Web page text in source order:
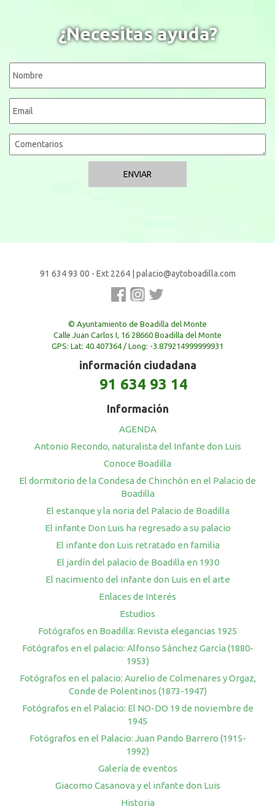
¿Necesitas ayuda?
91 634 93 00 - Ext 2264| palacio@aytoboadilla.com
© Ayuntamiento de Boadilla del Monte
Calle Juan Carlos I, 16 28660 Boadilla del Monte
GPS: Lat: 40.407364 / Long: -3.879214999999931
información ciudadana
91 634 93 14
Información
AGENDA
Antonio Recondo, naturalista del Infante don Luis
Conoce Boadilla
El dormitorio de la Condesa de Chinchón en el Palacio de
Boadilla
El estanque y la noria del Palacio de Boadilla
El infante Don Luis ha regresado a su palacio
El infante don Luis retratado en familia
El jardín del palacio de Boadilla en 1930
El nacimiento del infante don Luis en el arte
Enlaces de Interés
Estudios
Fotógrafos en Boadilla: Revista elegancias 1925
Fotógrafos en el palacio: Alfonso Sánchez García (1880-
1953)
Fotógrafos en el palacio: Aurelio de Colmenares y Orgaz,
Conde de Polentinos (1873-1947)
Fotógrafos en el Palacio: El NO-DO 19 de noviembre de
1945
Fotógrafos en el Palacio: Juan Pando Barrero (1915-
1992)
Galería de eventos
Giacomo Casanova y el infante don Luis
Historia